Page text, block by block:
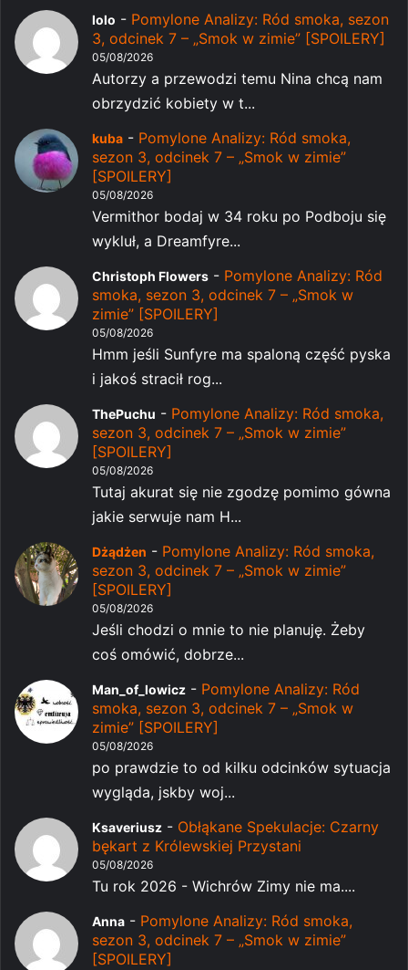
lolo - Pomylone Analizy: Ród smoka, sezon
3, odcinek 7 – „Smok w zimie” [SPOILERY]
05/08/2026
Autorzy a przewodzi temu Nina chcą nam
obrzydzić kobiety w t...
kuba - Pomylone Analizy: Ród smoka,
sezon 3, odcinek 7 – „Smok w zimie”
[SPOILERY]
05/08/2026
Vermithor bodaj w 34 roku po Podboju się
wykluł, a Dreamfyre...
Christoph Flowers - Pomylone Analizy: Ród
smoka, sezon 3, odcinek 7 – „Smok w
zimie” [SPOILERY]
05/08/2026
Hmm jeśli Sunfyre ma spaloną część pyska
i jakoś stracił rog...
ThePuchu - Pomylone Analizy: Ród smoka,
sezon 3, odcinek 7 – „Smok w zimie”
[SPOILERY]
05/08/2026
Tutaj akurat się nie zgodzę pomimo gówna
jakie serwuje nam H...
Dżądżen - Pomylone Analizy: Ród smoka,
sezon 3, odcinek 7 – „Smok w zimie”
[SPOILERY]
05/08/2026
Jeśli chodzi o mnie to nie planuję. Żeby
coś omówić, dobrze...
Man_of_lowicz - Pomylone Analizy: Ród
smoka, sezon 3, odcinek 7 – „Smok w
zimie” [SPOILERY]
05/08/2026
po prawdzie to od kilku odcinków sytuacja
wygląda, jskby woj...
Ksaveriusz - Obłąkane Spekulacje: Czarny
bękart z Królewskiej Przystani
05/08/2026
Tu rok 2026 - Wichrów Zimy nie ma....
Anna - Pomylone Analizy: Ród smoka,
sezon 3, odcinek 7 – „Smok w zimie”
[SPOILERY]